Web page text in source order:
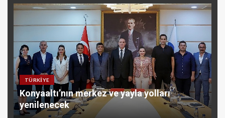
TÜRKIYE
Konyaaltı’nın merkez ve yayla yolları
yenilenecek